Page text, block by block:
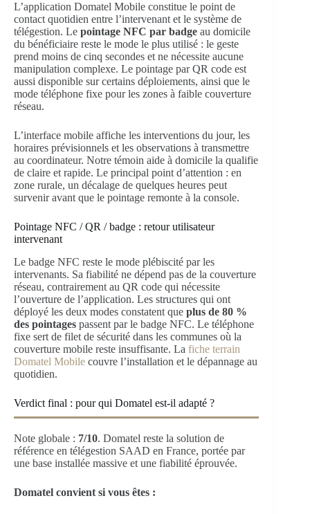
L’application Domatel Mobile constitue le point de
contact quotidien entre l’intervenant et le système de
télégestion. Le pointage NFC par badge au domicile
du bénéficiaire reste le mode le plus utilisé : le geste
prend moins de cinq secondes et ne nécessite aucune
manipulation complexe. Le pointage par QR code est
aussi disponible sur certains déploiements, ainsi que le
mode téléphone fixe pour les zones à faible couverture
réseau.
L’interface mobile affiche les interventions du jour, les
horaires prévisionnels et les observations à transmettre
au coordinateur. Notre témoin aide à domicile la qualifie
de claire et rapide. Le principal point d’attention : en
zone rurale, un décalage de quelques heures peut
survenir avant que le pointage remonte à la console.
Pointage NFC / QR / badge : retour utilisateur
intervenant
Le badge NFC reste le mode plébiscité par les
intervenants. Sa fiabilité ne dépend pas de la couverture
réseau, contrairement au QR code qui nécessite
l’ouverture de l’application. Les structures qui ont
déployé les deux modes constatent que plus de 80 %
des pointages passent par le badge NFC. Le téléphone
fixe sert de filet de sécurité dans les communes où la
couverture mobile reste insuffisante. La fiche terrain
Domatel Mobile couvre l’installation et le dépannage au
quotidien.
Verdict final : pour qui Domatel est-il adapté ?
Note globale : 7/10. Domatel reste la solution de
référence en télégestion SAAD en France, portée par
une base installée massive et une fiabilité éprouvée.
Domatel convient si vous êtes :